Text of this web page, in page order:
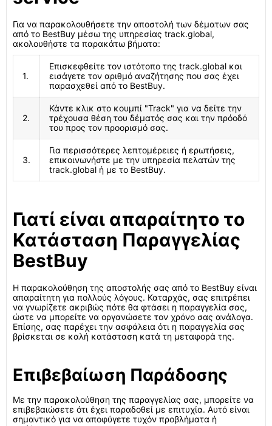
Για να παρακολουθήσετε την αποστολή των δέματων σας
από το BestBuy μέσω της υπηρεσίας track.global,
ακολουθήστε τα παρακάτω βήματα:
1.
Επισκεφθείτε τον ιστότοπο της track.global και
εισάγετε τον αριθμό αναζήτησης που σας έχει
παρασχεθεί από το BestBuy.
2.
Κάντε κλικ στο κουμπί "Track" για να δείτε την
τρέχουσα θέση του δέματός σας και την πρόοδό
του προς τον προορισμό σας.
3.
Για περισσότερες λεπτομέρειες ή ερωτήσεις,
επικοινωνήστε με την υπηρεσία πελατών της
track.global ή με το BestBuy.
Γιατί είναι απαραίτητο το
Κατάσταση Παραγγελίας
BestBuy
Η παρακολούθηση της αποστολής σας από το BestBuy είναι
απαραίτητη για πολλούς λόγους. Καταρχάς, σας επιτρέπει
να γνωρίζετε ακριβώς πότε θα φτάσει η παραγγελία σας,
ώστε να μπορείτε να οργανώσετε τον χρόνο σας ανάλογα.
Επίσης, σας παρέχει την ασφάλεια ότι η παραγγελία σας
βρίσκεται σε καλή κατάσταση κατά τη μεταφορά της.
Επιβεβαίωση Παράδοσης
Με την παρακολούθηση της παραγγελίας σας, μπορείτε να
επιβεβαιώσετε ότι έχει παραδοθεί με επιτυχία. Αυτό είναι
σημαντικό για να αποφύγετε τυχόν προβλήματα ή